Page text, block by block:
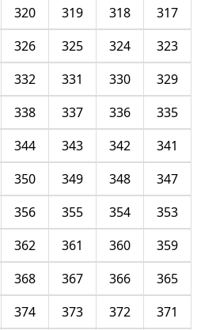
317
318
319
320
323
324
325
326
329
330
331
332
335
336
337
338
341
342
343
344
347
348
349
350
353
354
355
356
359
360
361
362
365
366
367
368
371
372
373
374